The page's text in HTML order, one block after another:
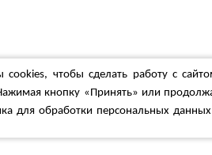
чтобы сделать работу с
кнопку «Принять» или
для обработки персональных